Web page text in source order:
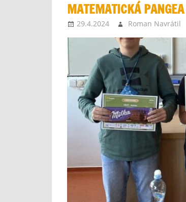
MATEMATICKÁ PANGEA
29.4.2024 Roman Navrátil